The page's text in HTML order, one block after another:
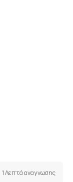
1 Λεπτά αναγνωσης